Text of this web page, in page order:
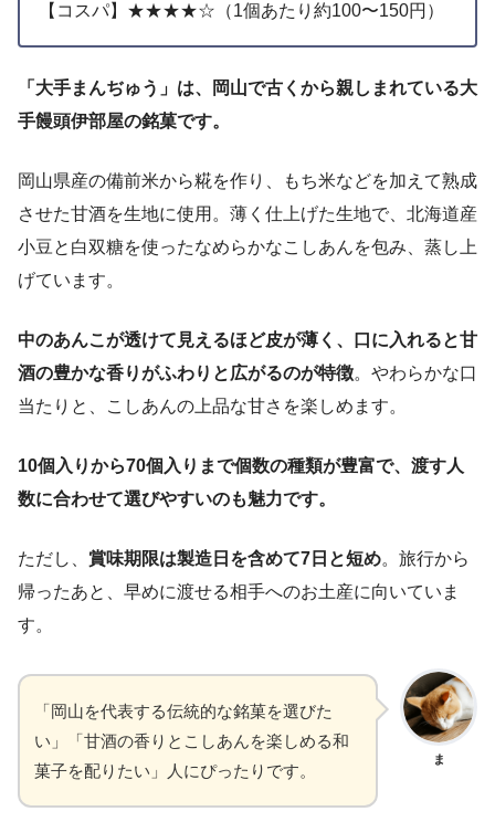
【コスパ】★★★★☆（1個あたり約100〜150円）
「大手まんぢゅう」は、岡山で古くから親しまれている大
手饅頭伊部屋の銘菓です。
岡山県産の備前米から糀を作り、もち米などを加えて熟成
させた甘酒を生地に使用。薄く仕上げた生地で、北海道産
小豆と白双糖を使ったなめらかなこしあんを包み、蒸し上
げています。
中のあんこが透けて見えるほど皮が薄く、口に入れると甘
酒の豊かな香りがふわりと広がるのが特徴。やわらかな口
当たりと、こしあんの上品な甘さを楽しめます。
10個入りから70個入りまで個数の種類が豊富で、渡す人
数に合わせて選びやすいのも魅力です。
ただし、 賞味期限は製造日を含めて7日と短め。旅行から
帰ったあと、早めに渡せる相手へのお土産に向いていま
す。
ま
「岡山を代表する伝統的な銘菓を選びた
い」「甘酒の香りとこしあんを楽しめる和
菓子を配りたい」人にぴったりです。